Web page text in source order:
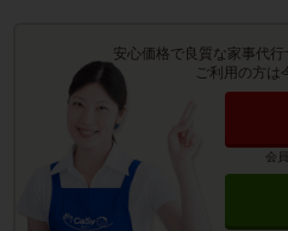
安心価格で良質な家事代行
ご利用の方は
会